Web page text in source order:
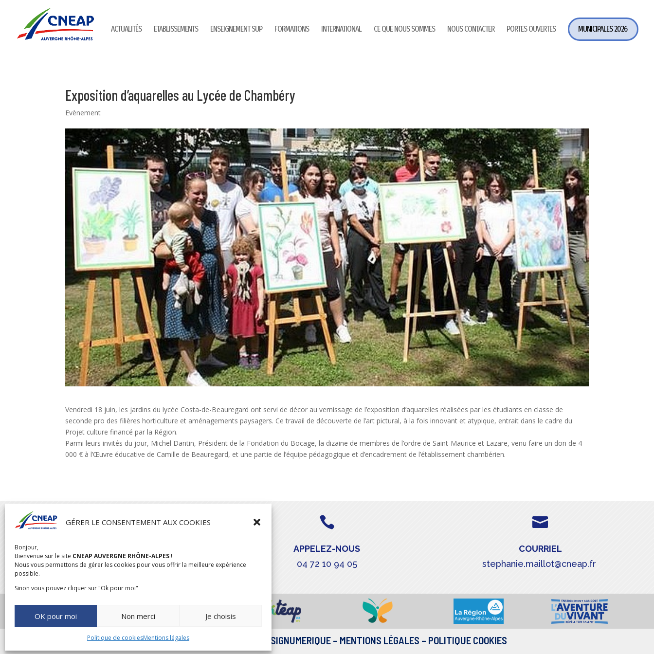
GÉRER LE CONSENTEMENT AUX COOKIES
Bonjour,
Bienvenue sur le site CNEAP AUVERGNE RHÔNE-ALPES !
Nous vous permettons de gérer les cookies pour vous offrir la meilleure expérience
possible.
Sinon vous pouvez cliquer sur "Ok pour moi"
OK pour moi Non merci Je choisis
Politique de cookiesMentions légales
ACTUALITÉS ETABLISSEMENTS ENSEIGNEMENT SUP FORMATIONS INTERNATIONAL CE QUE NOUS SOMMES NOUS CONTACTER PORTES OUVERTES MUNICIPALES 2026
Exposition d’aquarelles au Lycée de Chambéry
Evènement
Vendredi 18 juin, les jardins du lycée Costa-de-Beauregard ont servi de décor au vernissage de l’exposition d’aquarelles réalisées par les étudiants en classe de
seconde pro des filières horticulture et aménagements paysagers. Ce travail de découverte de l’art pictural, à la fois innovant et atypique, entrait dans le cadre du
Projet culture financé par la Région.
Parmi leurs invités du jour, Michel Dantin, Président de la Fondation du Bocage, la dizaine de membres de l’ordre de Saint-Maurice et Lazare, venu faire un don de 4
000 € à l’Œuvre éducative de Camille de Beauregard, et une partie de l’équipe pédagogique et d’encadrement de l’établissement chambérien.

04 rue de l’Oratoire,

APPELEZ-NOUS
04 72 10 94 05

COURRIEL
stephanie.maillot@cneap.fr
CONCEPTION & RÉALISATION DESIGNUMERIQUE – MENTIONS LÉGALES – POLITIQUE COOKIES